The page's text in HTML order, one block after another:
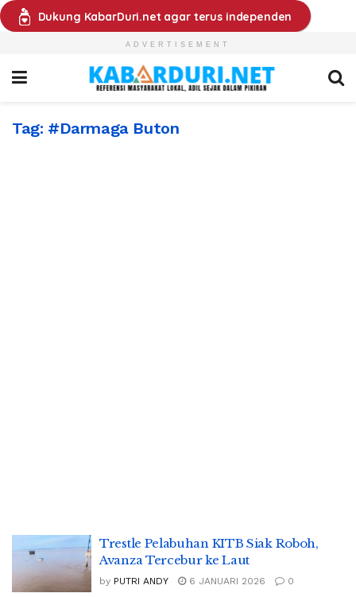
Dukung KabarDuri.net agar terus independen
ADVERTISEMENT
Tag: #Darmaga Buton
Trestle Pelabuhan KITB Siak Roboh,
Avanza Tercebur ke Laut
by PUTRI ANDY 6 JANUARI 2026 0